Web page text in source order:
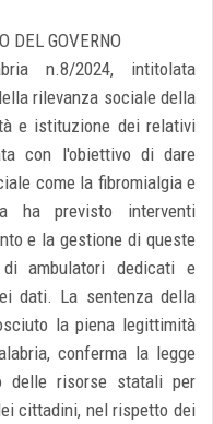
DEL GOVERNO
n.8/2024, intitolata
rilevanza sociale della
e istituzione dei relativi
con l'obiettivo di dare
come la fibromialgia e
ha previsto interventi
e la gestione di queste
di ambulatori dedicati e
dati. La sentenza della
la piena legittimità
conferma la legge
delle risorse statali per
cittadini, nel rispetto dei